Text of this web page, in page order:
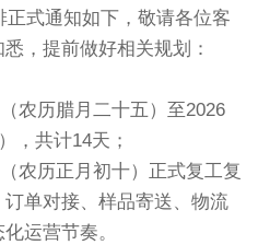
式通知如下，敬请各位客
，提前做好相关规划：
农历腊月二十五）至2026
，共计14天；
农历正月初十）正式复工复
单对接、样品寄送、物流
运营节奏。